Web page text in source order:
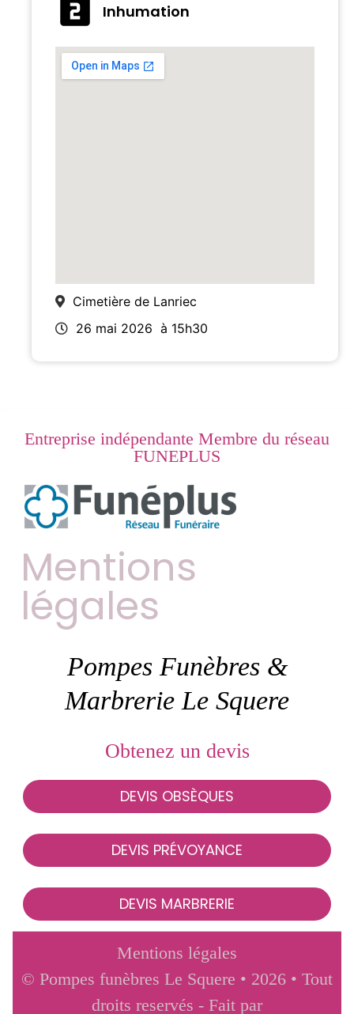
Inhumation
Cimetière de Lanriec
26 mai 2026 à 15h30
Entreprise indépendante Membre du réseau
FUNEPLUS
Mentions
légales
Pompes Funèbres &
Marbrerie Le Squere
Obtenez un devis
DEVIS OBSÈQUES
DEVIS PRÉVOYANCE
DEVIS MARBRERIE
Mentions légales
© Pompes funèbres Le Squere • 2026 • Tout
droits reservés - Fait par